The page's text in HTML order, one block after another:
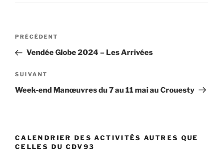
Navigation
l’article
Article
précédent
PRÉCÉDENT
Vendée Globe 2024 – Les Arrivées
Article
suivant
SUIVANT
Week-end Manœuvres du 7 au 11 mai au Crouesty
CALENDRIER DES ACTIVITÉS AUTRES QUE
CELLES DU CDV93